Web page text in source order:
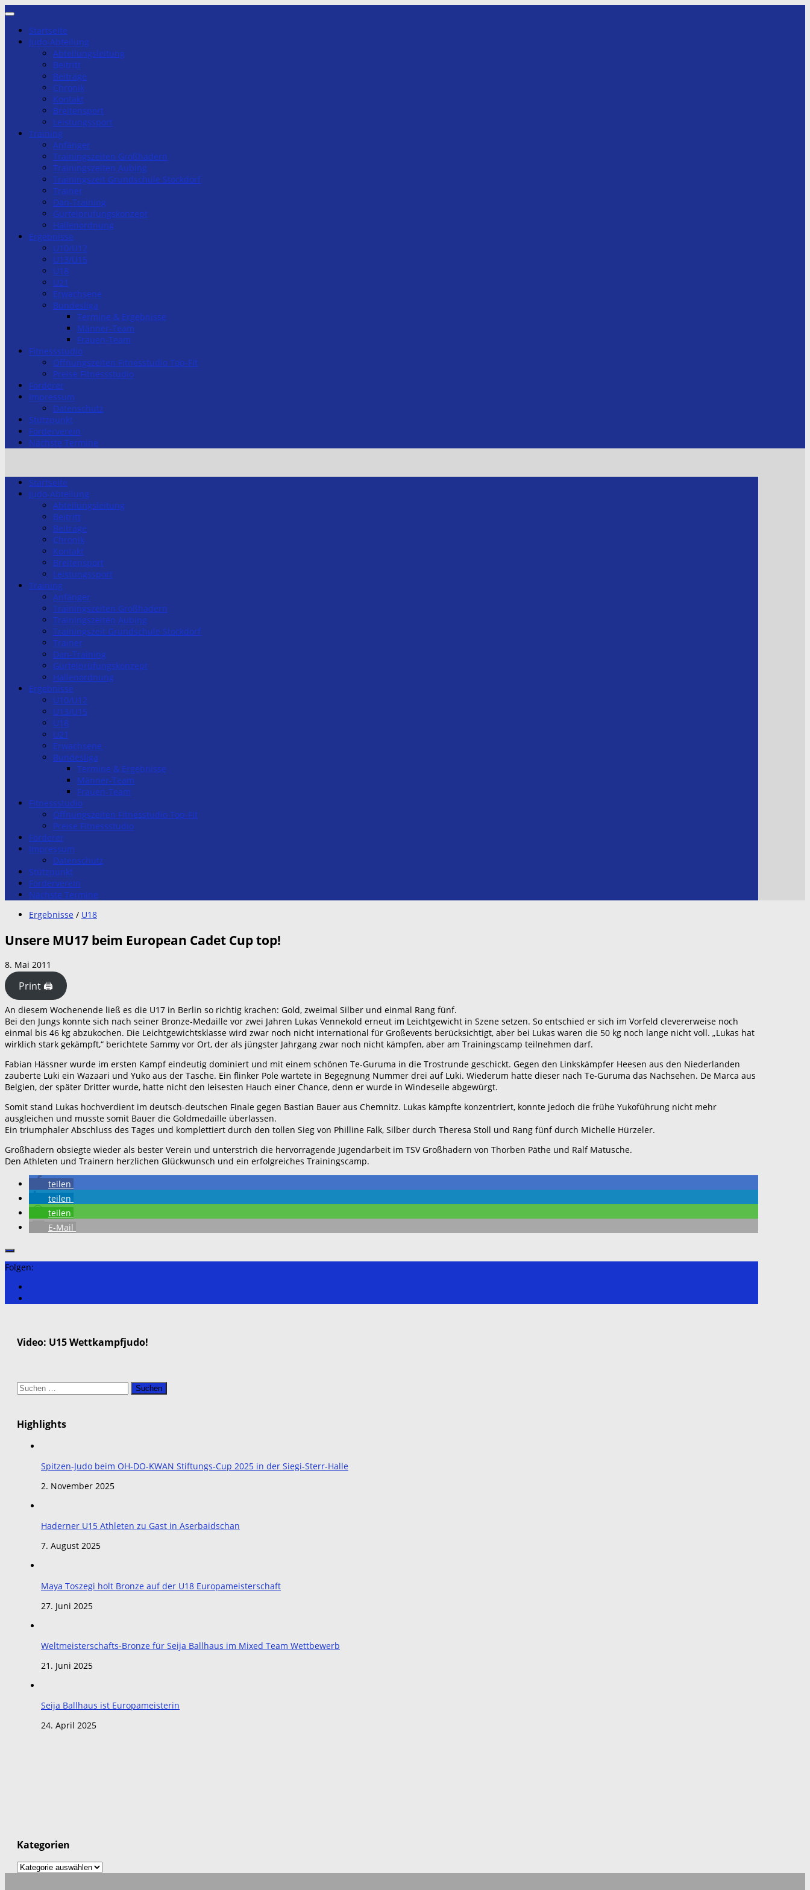
Zum
springenStartseite
Judo-Abteilung
Abteilungsleitung
Beitritt
Beiträge
Chronik
Kontakt
Breitensport
Leistungssport
Training
Anfänger
Trainingszeiten Großhadern
Trainingszeiten Aubing
Trainingszeit Grundschule Stockdorf
Trainer
Dan-Training
Gürtelprüfungskonzept
Hallenordnung
Ergebnisse
U10/U12
U13/U15
U18
U21
Erwachsene
Bundesliga
Termine & Ergebnisse
Männer-Team
Frauen-Team
Fitnessstudio
Öffnungszeiten Fitnesstudio Top-Fit
Preise Fitnessstudio
Förderer
Impressum
Datenschutz
Stützpunkt
Förderverein
Nächste Termine
Startseite
Judo-Abteilung
Abteilungsleitung
Beitritt
Beiträge
Chronik
Kontakt
Breitensport
Leistungssport
Training
Anfänger
Trainingszeiten Großhadern
Trainingszeiten Aubing
Trainingszeit Grundschule Stockdorf
Trainer
Dan-Training
Gürtelprüfungskonzept
Hallenordnung
Ergebnisse
U10/U12
U13/U15
U18
U21
Erwachsene
Bundesliga
Termine & Ergebnisse
Männer-Team
Frauen-Team
Fitnessstudio
Öffnungszeiten Fitnesstudio Top-Fit
Preise Fitnessstudio
Förderer
Impressum
Datenschutz
Stützpunkt
Förderverein
Nächste Termine
Ergebnisse / U18
Unsere MU17 beim European Cadet Cup top!
8. Mai 2011
Print 🖨
An diesem Wochenende ließ es die U17 in Berlin so richtig krachen: Gold, zweimal Silber und einmal Rang fünf.
Bei den Jungs konnte sich nach seiner Bronze-Medaille vor zwei Jahren Lukas Vennekold erneut im Leichtgewicht in Szene setzen. So entschied er sich im Vorfeld clevererweise noch
einmal bis 46 kg abzukochen. Die Leichtgewichtsklasse wird zwar noch nicht international für Großevents berücksichtigt, aber bei Lukas waren die 50 kg noch lange nicht voll. „Lukas hat
wirklich stark gekämpft,“ berichtete Sammy vor Ort, der als jüngster Jahrgang zwar noch nicht kämpfen, aber am Trainingscamp teilnehmen darf.
Fabian Hässner wurde im ersten Kampf eindeutig dominiert und mit einem schönen Te-Guruma in die Trostrunde geschickt. Gegen den Linkskämpfer Heesen aus den Niederlanden
zauberte Luki ein Wazaari und Yuko aus der Tasche. Ein flinker Pole wartete in Begegnung Nummer drei auf Luki. Wiederum hatte dieser nach Te-Guruma das Nachsehen. De Marca aus
Belgien, der später Dritter wurde, hatte nicht den leisesten Hauch einer Chance, denn er wurde in Windeseile abgewürgt.
Somit stand Lukas hochverdient im deutsch-deutschen Finale gegen Bastian Bauer aus Chemnitz. Lukas kämpfte konzentriert, konnte jedoch die frühe Yukoführung nicht mehr
ausgleichen und musste somit Bauer die Goldmedaille überlassen.
Ein triumphaler Abschluss des Tages und komplettiert durch den tollen Sieg von Philline Falk, Silber durch Theresa Stoll und Rang fünf durch Michelle Hürzeler.
Großhadern obsiegte wieder als bester Verein und unterstrich die hervorragende Jugendarbeit im TSV Großhadern von Thorben Päthe und Ralf Matusche.
Den Athleten und Trainern herzlichen Glückwunsch und ein erfolgreiches Trainingscamp.
teilen
teilen
teilen
E-Mail
Folgen:
Video: U15 Wettkampfjudo!
Suchen
nach:
Highlights
Spitzen-Judo beim OH-DO-KWAN Stiftungs-Cup 2025 in der Siegi-Sterr-Halle
2. November 2025
Haderner U15 Athleten zu Gast in Aserbaidschan
7. August 2025
Maya Toszegi holt Bronze auf der U18 Europameisterschaft
27. Juni 2025
Weltmeisterschafts-Bronze für Seija Ballhaus im Mixed Team Wettbewerb
21. Juni 2025
Seija Ballhaus ist Europameisterin
24. April 2025
Kategorien
Kategorien